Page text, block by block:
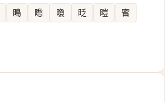
瞗 矁 矎 眨 䁗
䁇